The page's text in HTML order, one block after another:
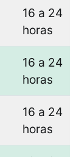
16 a 24
horas
16 a 24
horas
16 a 24
horas